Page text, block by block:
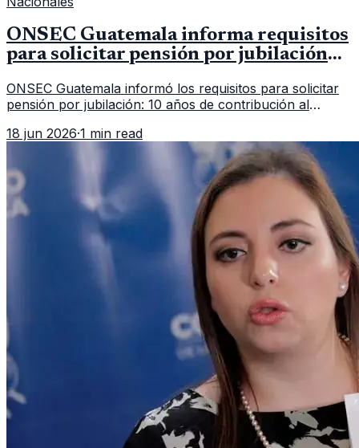
ONSEC Guatemala informa requisitos
para solicitar pensión por jubilación
ONSEC Guatemala informó los requisitos para solicitar
pensión por jubilación: 10 años de contribución al
importar edad.
18 jun 2026·1 min read